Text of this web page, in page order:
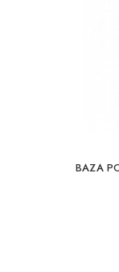
BAZA